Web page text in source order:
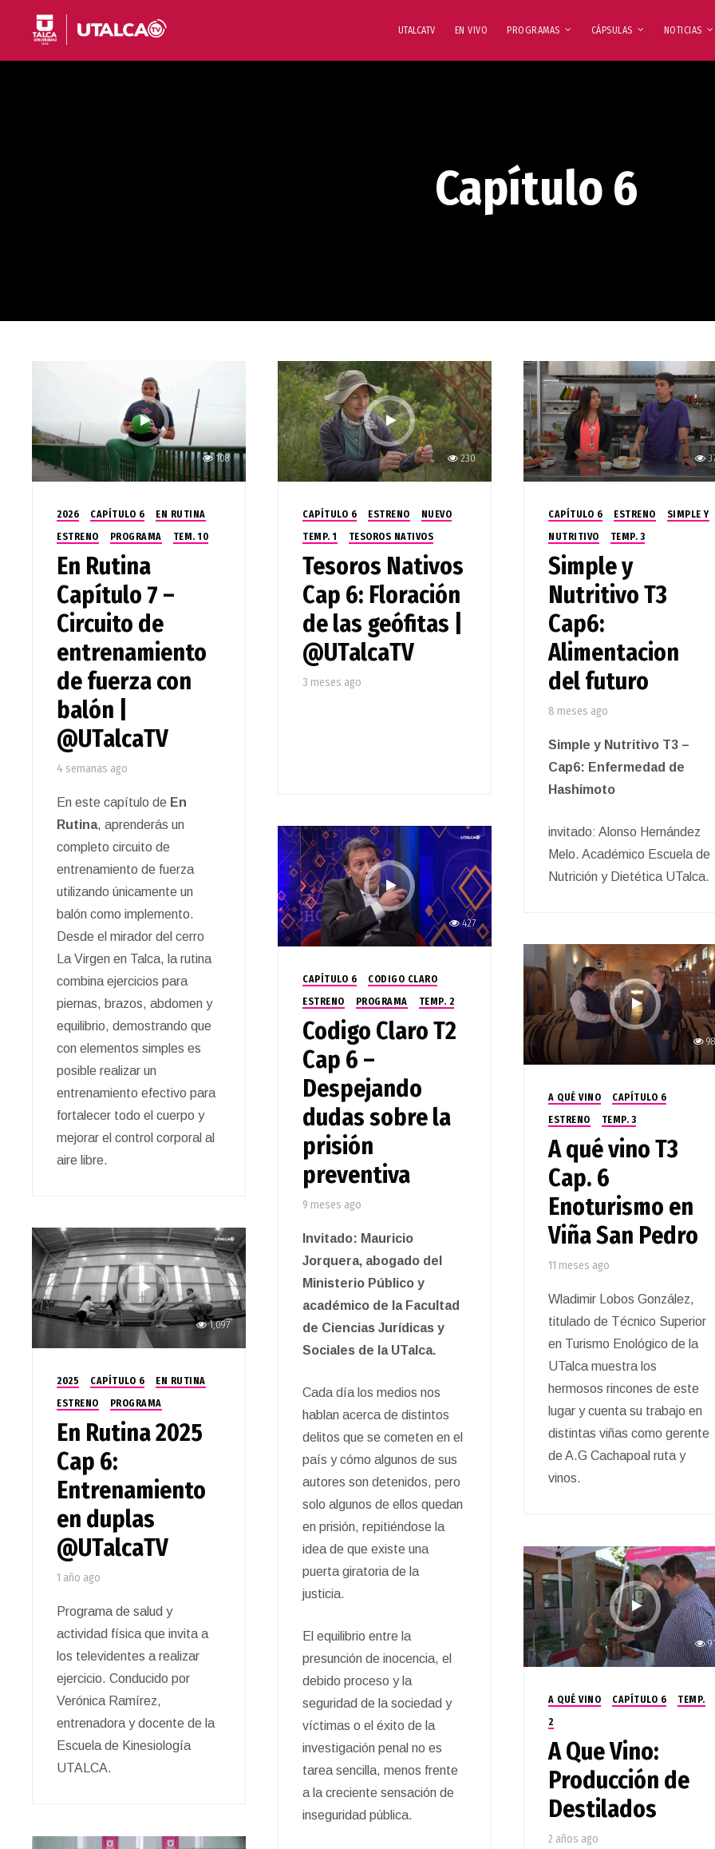
UTALCATV EN VIVO PROGRAMAS CÁPSULAS NOTICIAS
Capítulo 6
108
2026 CAPÍTULO 6
EN RUTINA
ESTRENO
PROGRAMA TEM. 10
En Rutina
Capítulo 7 –
Circuito de
entrenamiento
de fuerza con
balón |
@UTalcaTV
4 semanas ago
En este capítulo de En
Rutina, aprenderás un
completo circuito de
entrenamiento de fuerza
utilizando únicamente un
balón como implemento.
Desde el mirador del cerro
La Virgen en Talca, la rutina
combina ejercicios para
piernas, brazos, abdomen y
equilibrio, demostrando que
con elementos simples es
posible realizar un
entrenamiento efectivo para
fortalecer todo el cuerpo y
mejorar el control corporal al
aire libre.
230
CAPÍTULO 6 ESTRENO
NUEVO
TEMP. 1
TESOROS NATIVOS
Tesoros Nativos
Cap 6: Floración
de las geófitas |
@UTalcaTV
3 meses ago
CAPÍTULO 6 ESTRENO
SIMPLE Y
NUTRITIVO
TEMP. 3
Simple y
Nutritivo T3
Cap6:
Alimentacion
del futuro
8 meses ago
Simple y Nutritivo T3 –
Cap6: Enfermedad de
Hashimoto
invitado: Alonso Hernández
Melo. Académico Escuela de
Nutrición y Dietética UTalca.
427
CAPÍTULO 6
CODIGO CLARO
ESTRENO
PROGRAMA TEMP. 2
Codigo Claro T2
Cap 6 –
Despejando
dudas sobre la
prisión
preventiva
9 meses ago
Invitado: Mauricio
Jorquera, abogado del
Ministerio Público y
académico de la Facultad
de Ciencias Jurídicas y
Sociales de la UTalca.
Cada día los medios nos
hablan acerca de distintos
delitos que se cometen en el
país y cómo algunos de sus
autores son detenidos, pero
solo algunos de ellos quedan
en prisión, repitiéndose la
idea de que existe una
puerta giratoria de la
justicia.
El equilibrio entre la
presunción de inocencia, el
debido proceso y la
seguridad de la sociedad y
víctimas o el éxito de la
investigación penal no es
tarea sencilla, menos frente
a la creciente sensación de
inseguridad pública.
A QUÉ VINO
CAPÍTULO 6
ESTRENO
TEMP. 3
A qué vino T3
Cap. 6
Enoturismo en
Viña San Pedro
11 meses ago
Wladimir Lobos González,
titulado de Técnico Superior
en Turismo Enológico de la
UTalca muestra los
hermosos rincones de este
lugar y cuenta su trabajo en
distintas viñas como gerente
de A.G Cachapoal ruta y
vinos.
1,097
2025 CAPÍTULO 6
EN RUTINA
ESTRENO
PROGRAMA
En Rutina 2025
Cap 6:
Entrenamiento
en duplas
@UTalcaTV
1 año ago
Programa de salud y
actividad física que invita a
los televidentes a realizar
ejercicio. Conducido por
Verónica Ramírez,
entrenadora y docente de la
Escuela de Kinesiología
UTALCA.
A QUÉ VINO CAPÍTULO 6
TEMP.
2
A Que Vino:
Producción de
Destilados
2 años ago